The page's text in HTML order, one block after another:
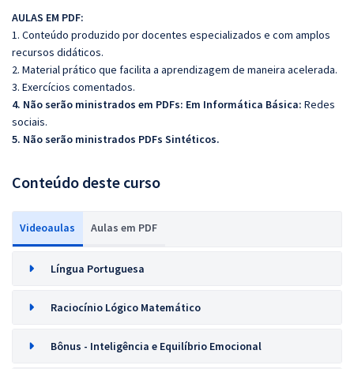
AULAS EM PDF:
1. Conteúdo produzido por docentes especializados e com amplos
recursos didáticos.
2. Material prático que facilita a aprendizagem de maneira acelerada.
3. Exercícios comentados.
4. Não serão ministrados em PDFs: Em Informática Básica: Redes
sociais.
5. Não serão ministrados PDFs Sintéticos.
Conteúdo deste curso
Videoaulas Aulas em PDF
Língua Portuguesa
Raciocínio Lógico Matemático
Bônus - Inteligência e Equilíbrio Emocional